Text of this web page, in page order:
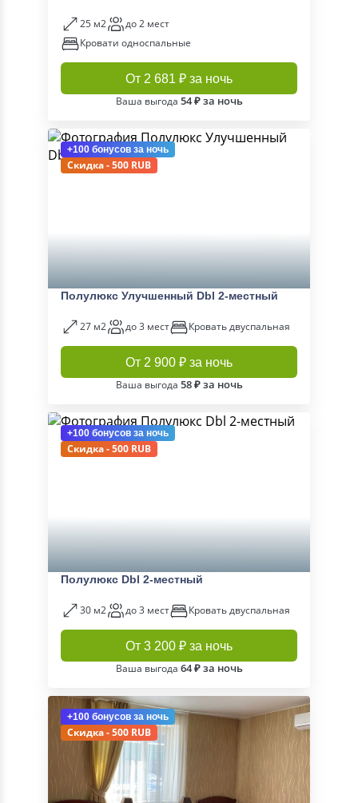
25 м2
до 2 мест
Кровати односпальные
От 2 681 ₽ за ночь
Ваша выгода 54 ₽ за ночь
+100 бонусов за ночь
Скидка - 500 RUB
Полулюкс Улучшенный Dbl 2-местный
27 м2 до 3 мест Кровать двуспальная
От 2 900 ₽ за ночь
Ваша выгода 58 ₽ за ночь
+100 бонусов за ночь
Скидка - 500 RUB
Полулюкс Dbl 2-местный
30 м2 до 3 мест Кровать двуспальная
От 3 200 ₽ за ночь
Ваша выгода 64 ₽ за ночь
+100 бонусов за ночь
Скидка - 500 RUB